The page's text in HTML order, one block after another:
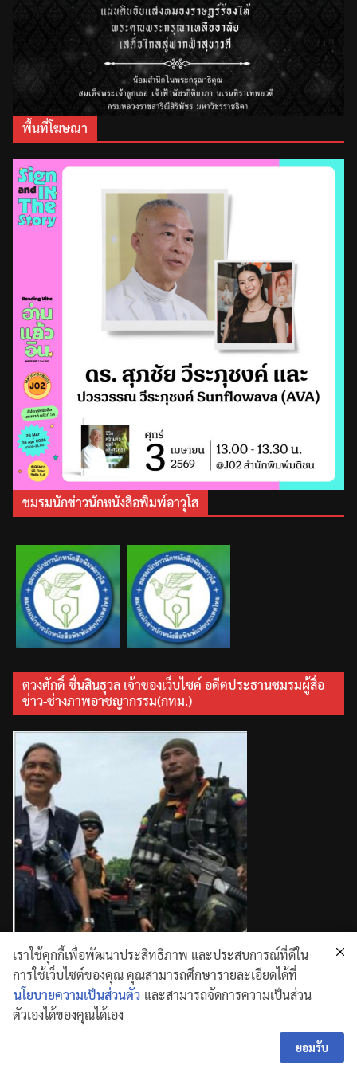
พื้นที่โฆษณา
ชมรมนักข่าวนักหนังสือพิมพ์อาวุโส
ตวงศักดิ์ ชื่นสินธุวล เจ้าของเว็บไซค์ อดีตประธานชมรมผู้สื่อ
ข่าว-ช่างภาพอาชญากรรม(กทม.)
WordPress.
เราใช้คุกกี้เพื่อพัฒนาประสิทธิภาพ และประสบการณ์ที่ดีใน
การใช้เว็บไซต์ของคุณ คุณสามารถศึกษารายละเอียดได้ที่
นโยบายความเป็นส่วนตัว และสามารถจัดการความเป็นส่วน
ตัวเองได้ของคุณได้เอง
ยอมรับ